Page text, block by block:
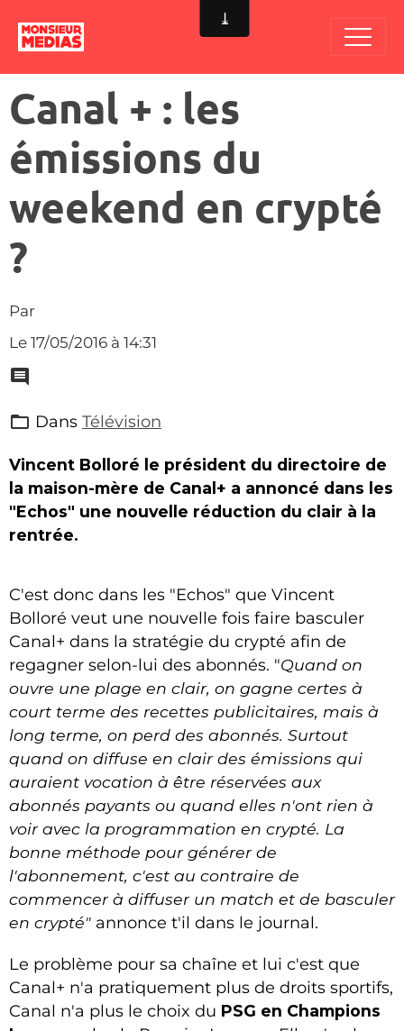
Canal + : les
émissions du
weekend en crypté
?
Par
Le 17/05/2016 à 14:31
Dans Télévision
Vincent Bolloré le président du directoire de
la maison-mère de Canal+ a annoncé dans les
"Echos" une nouvelle réduction du clair à la
rentrée.
C'est donc dans les "Echos" que Vincent
Bolloré veut une nouvelle fois faire basculer
Canal+ dans la stratégie du crypté afin de
regagner selon-lui des abonnés. "Quand on
ouvre une plage en clair, on gagne certes à
court terme des recettes publicitaires, mais à
long terme, on perd des abonnés. Surtout
quand on diffuse en clair des émissions qui
auraient vocation à être réservées aux
abonnés payants ou quand elles n'ont rien à
voir avec la programmation en crypté. La
bonne méthode pour générer de
l'abonnement, c'est au contraire de
commencer à diffuser un match et de basculer
en crypté" annonce t'il dans le journal.
Le problème pour sa chaîne et lui c'est que
Canal+ n'a pratiquement plus de droits sportifs,
Canal n'a plus le choix du PSG en Champions